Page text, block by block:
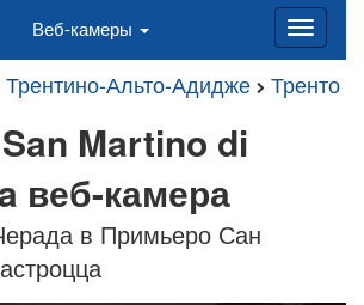
Веб-камеры
Трентино-Альто-Адидже Тренто
Martino di
веб-камера
в Примьеро Сан